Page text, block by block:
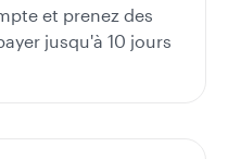
et prenez des
jusqu'à 10 jours